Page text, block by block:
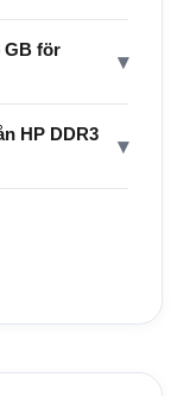
GB för
▾
HP DDR3
▾